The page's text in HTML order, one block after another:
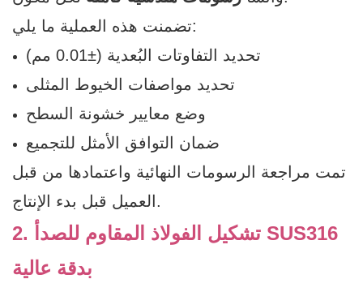
تضمنت هذه العملية ما يلي:
تحديد التفاوتات البُعدية (±0.01 مم)
تحديد مواصفات الخيوط المثلى
وضع معايير خشونة السطح
ضمان التوافق الأمثل للتجميع
تمت مراجعة الرسومات النهائية واعتمادها من قبل
العميل قبل بدء الإنتاج.
2. تشكيل الفولاذ المقاوم للصدأ SUS316
بدقة عالية